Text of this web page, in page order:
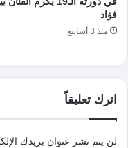
فؤاد
منذ 3 أسابيع
اترك تعليقاً
لن يتم نشر عنوان بريدك